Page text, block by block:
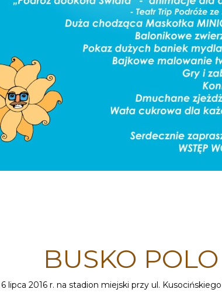
BUSKO POLO
2016 r. na stadion miejski przy ul.